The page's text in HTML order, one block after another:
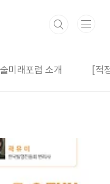
미래포럼 소개 [적